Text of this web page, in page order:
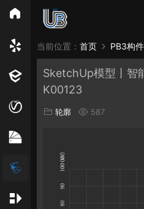
所有分类
Enscape PB3构
当前位置： 首页 PB3构件
SketchUp模型丨智
K00123
轮廓 587